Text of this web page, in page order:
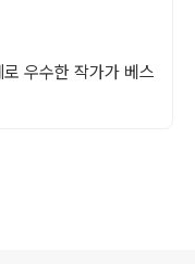
우수한 작가가 베스